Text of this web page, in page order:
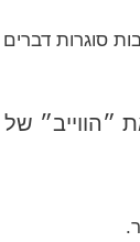
סוגרות
״הווייב״ של